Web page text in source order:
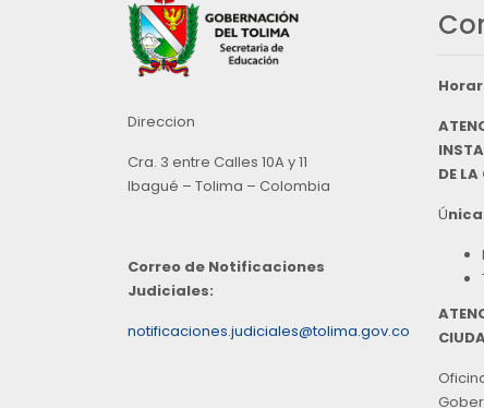
Direccion
Cra. 3 entre Calles 10A y 11
Ibagué – Tolima – Colombia
Correo de Notificaciones
Judiciales:
notificaciones.judiciales@tolima.gov.co
DE
Ú